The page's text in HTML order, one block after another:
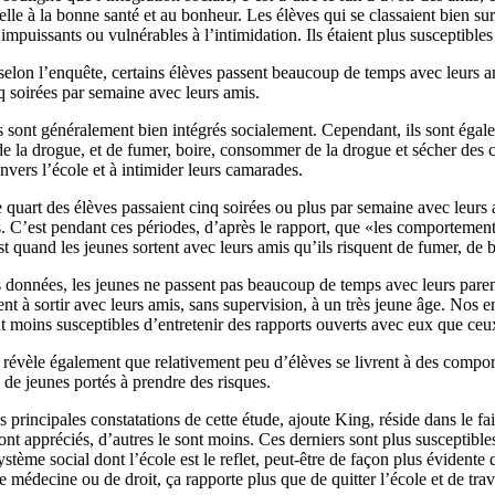
à la bonne santé et au bonheur. Les élèves qui se classaient bien
ou vulnérables à l’intimidation. Ils étaient plus
l’enquête, certains élèves passent beaucoup de temps avec leurs
soirées par semaine avec leurs amis.
sont généralement bien intégrés socialement. Cependant, ils sont
la drogue, et de fumer, boire, consommer de la drogue et sécher
l’école et à intimider leurs camarades.
des élèves passaient cinq soirées ou plus par semaine avec
C’est pendant ces périodes, d’après le rapport, que «les
quand les jeunes sortent avec leurs amis qu’ils risquent de fumer, de
données, les jeunes ne passent pas beaucoup de temps avec leurs
à sortir avec leurs amis, sans supervision, à un très jeune âge. Nos
moins susceptibles d’entretenir des rapports ouverts avec eux que
révèle également que relativement peu d’élèves se livrent à des
jeunes portés à prendre des risques.
principales constatations de cette étude, ajoute King, réside dans le
appréciés, d’autres le sont moins. Ces derniers sont plus
social dont l’école est le reflet, peut-être de façon plus
médecine ou de droit, ça rapporte plus que de quitter l’école et de